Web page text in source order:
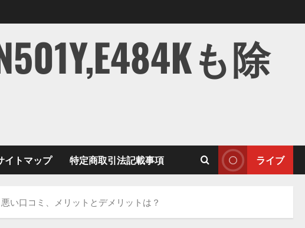
も除
イトマップ 特定商取引法記載事項 ライブ
い口コミ、メリットとデメリットは？